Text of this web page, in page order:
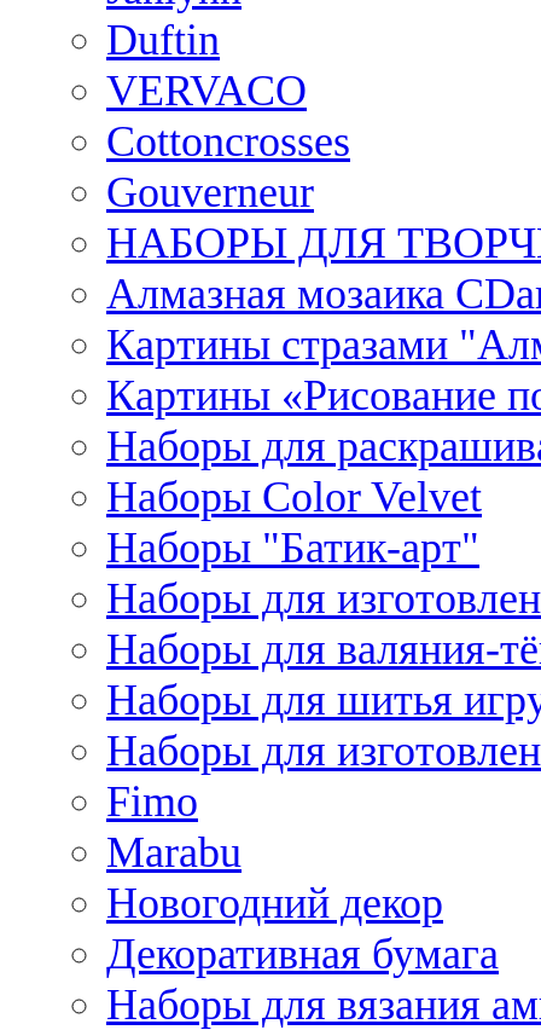
Duftin
VERVACO
Cottoncrosses
Gouverneur
НАБОРЫ ДЛЯ
Алмазная мозаика
Картины стразами
Картины «Рисование
Наборы для
Наборы Сolor Velvet
Наборы "Батик-арт"
Наборы для
Наборы для валяния-
Наборы для шитья
Наборы для
Fimo
Marabu
Новогодний декор
Декоративная бумага
Наборы для вязания